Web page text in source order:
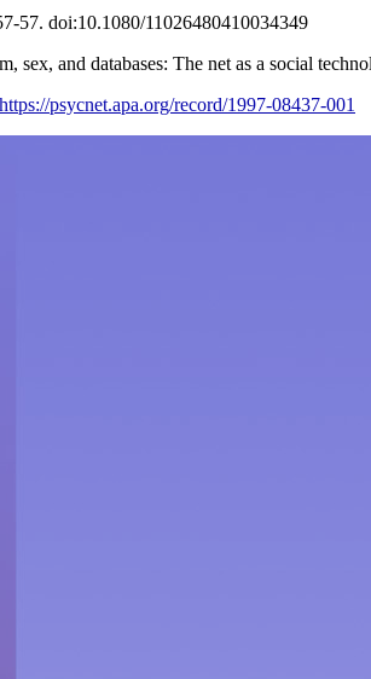
57. doi:10.1080/11026480410034349
sex, and databases: The net as a social
https://psycnet.apa.org/record/1997-08437-001